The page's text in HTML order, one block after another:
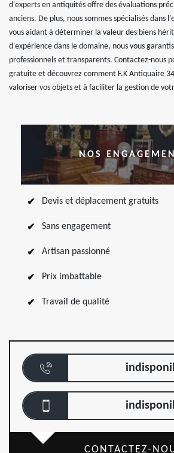
d'experts en antiquités offre des évaluations
anciens. De plus, nous sommes spécialisés dans
vous aidant à déterminer la valeur des biens
d'expérience dans le domaine, nous vous
professionnels et transparents. Contactez-nous
gratuite et découvrez comment F.K Antiquaire
valoriser vos objets et à faciliter la gestion de
NOS
Devis et déplacement gratuits
Sans engagement
Artisan passionné
Prix imbattable
Travail de qualité
CONTACTEZ-